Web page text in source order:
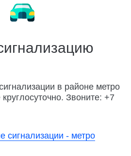
Ремонт электрооборудования
Разблокировать техноблок
Ремонт замка зажигания
в районе метро
Звоните: +7
сигнализации - метро